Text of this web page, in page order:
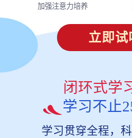
加强注意力培养
立即试
闭环式学
学习不止
学习贯穿全程，